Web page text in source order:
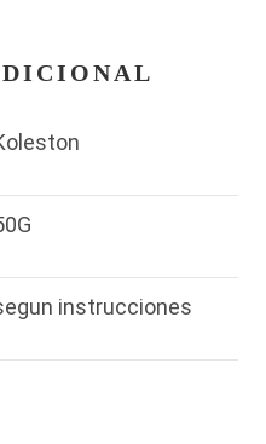
instrucciones